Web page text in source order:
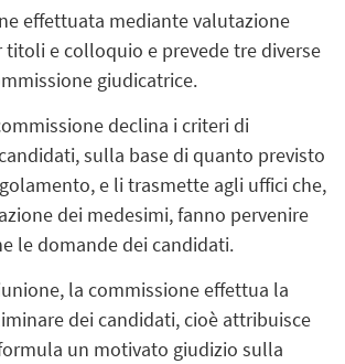
effettuata mediante valutazione
titoli e colloquio e prevede tre diverse
giudicatrice.​
declina i criteri di
sulla base di quanto previsto
e li trasmette agli uffici che,
dei medesimi, fanno pervenire
le domande dei candidati.
la commissione effettua la
dei candidati, cioè attribuisce
un motivato giudizio sulla